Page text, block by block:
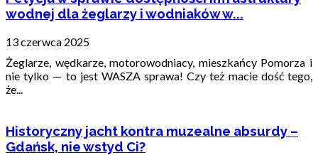
wodnej dla żeglarzy i wodniaków w...
13 czerwca 2025
Żeglarze, wędkarze, motorowodniacy, mieszkańcy Pomorza i
nie tylko — to jest WASZA sprawa! Czy też macie dość tego,
że...
Historyczny jacht kontra muzealne absurdy –
Gdańsk, nie wstyd Ci?